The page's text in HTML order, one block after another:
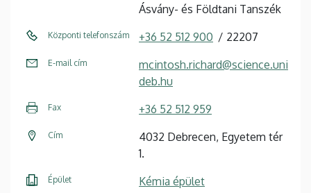
Ásvány- és Földtani Tanszék
Központi telefonszám +36 52 512 900 22207
E-mail cím
mcintosh.richard@science.uni
deb.hu
Fax +36 52 512 959
Cím
4032 Debrecen, Egyetem tér
1.
Épület Kémia épület